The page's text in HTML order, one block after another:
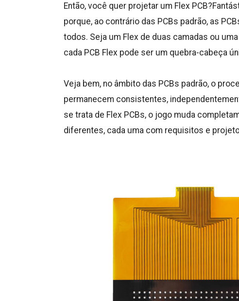
Então, você quer projetar um Flex
porque, ao contrário das PCBs padrão, as
todos. Seja um Flex de duas camadas ou
cada PCB Flex pode ser um quebra-cabeça
Veja bem, no âmbito das PCBs padrão, o
permanecem consistentes,
se trata de Flex PCBs, o jogo muda
diferentes, cada uma com requisitos e